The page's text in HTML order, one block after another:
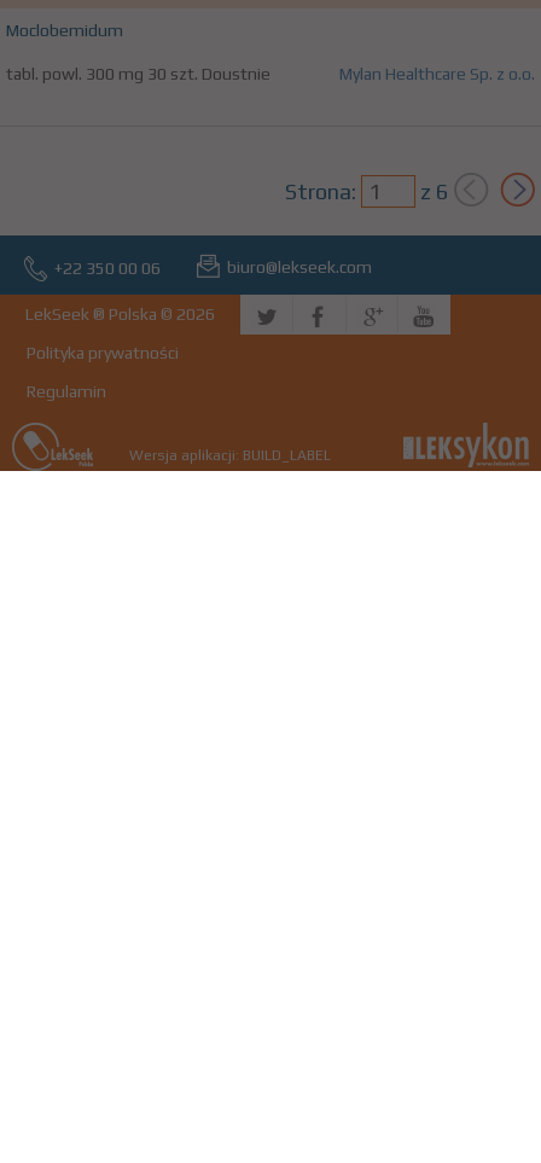
Moclobemidum
tabl. powl. 300 mg 30 szt. Doustnie Mylan Healthcare Sp. z o.o.
Strona: z 6
+22 350 00 06 biuro@lekseek.com
LekSeek ® Polska © 2026
Polityka prywatności
Regulamin
Wersja aplikacji: BUILD_LABEL